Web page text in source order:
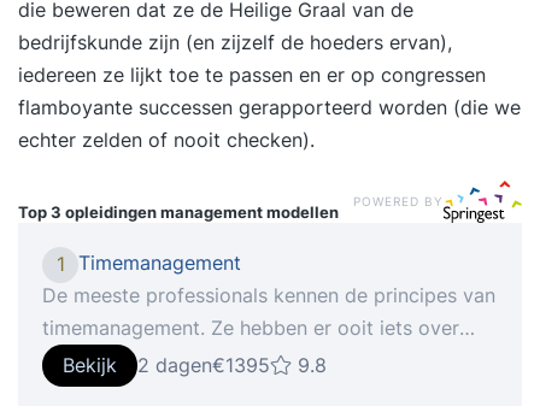
die beweren dat ze de Heilige Graal van de
bedrijfskunde zijn (en zijzelf de hoeders ervan),
iedereen ze lijkt toe te passen en er op congressen
flamboyante successen gerapporteerd worden (die we
echter zelden of nooit checken).
Top 3 opleidingenmanagement modellen
POWERED BY
1 Timemanagement
De meeste professionals kennen de principes van
timemanagement. Ze hebben er ooit iets over
gelezen of zelfs een training gevolgd. Toch
vervallen velen na korte tijd weer in hun oude
Bekijk 2 dagen€1395 9.8